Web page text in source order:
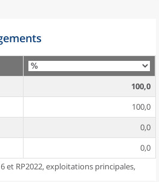
100,0
100,0
0,0
0,0
et RP2022, exploitations principales,